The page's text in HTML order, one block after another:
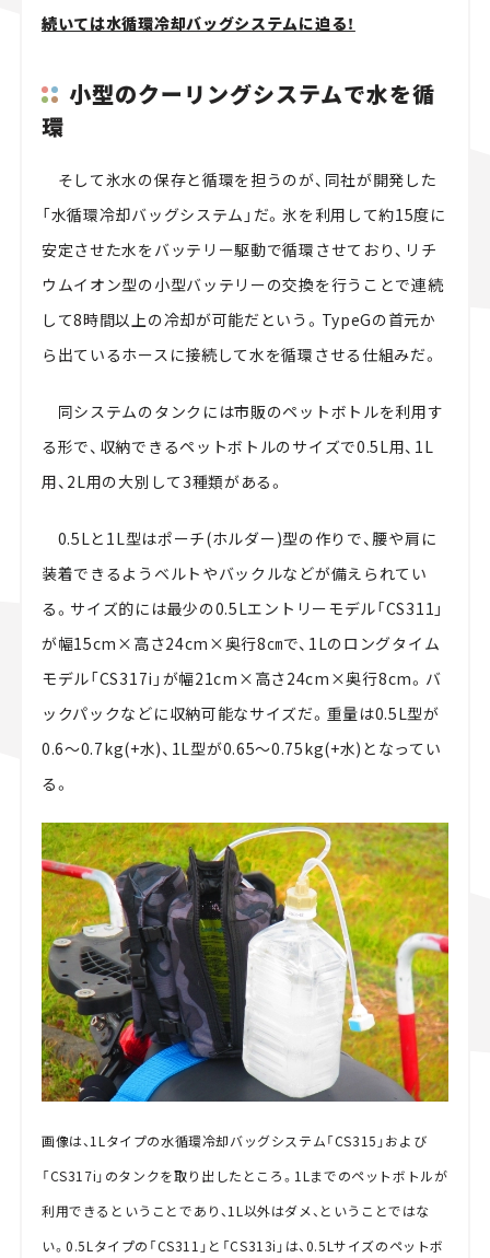
続いては水循環冷却バッグシステムに迫る！
小型のクーリングシステムで水を循
環
そして氷水の保存と循環を担うのが、同社が開発した
「水循環冷却バッグシステム」だ。氷を利用して約15度に
安定させた水をバッテリー駆動で循環させており、リチ
ウムイオン型の小型バッテリーの交換を行うことで連続
して8時間以上の冷却が可能だという。TypeGの首元か
ら出ているホースに接続して水を循環させる仕組みだ。
同システムのタンクには市販のペットボトルを利用す
る形で、収納できるペットボトルのサイズで0.5L用、1L
用、2L用の大別して3種類がある。
0.5Lと1L型はポーチ(ホルダー)型の作りで、腰や肩に
装着できるようベルトやバックルなどが備えられてい
る。サイズ的には最少の0.5Lエントリーモデル「CS311」
が幅15cm×高さ24cm×奥行8㎝で、1Lのロングタイム
モデル「CS317i」が幅21cm×高さ24cm×奥行8cm。バ
ックパックなどに収納可能なサイズだ。重量は0.5L型が
0.6～0.7kg(+水)、1L型が0.65～0.75kg(+水)となってい
る。
画像は、1Lタイプの水循環冷却バッグシステム「CS315」および
「CS317i」のタンクを取り出したところ。1Lまでのペットボトルが
利用できるということであり、1L以外はダメ、ということではな
い。0.5Lタイプの「CS311」と「CS313i」は、0.5Lサイズのペットボ